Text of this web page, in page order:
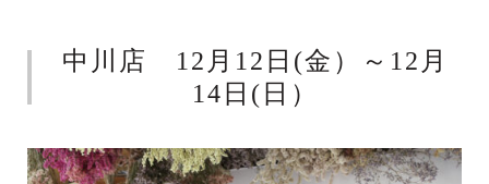
中川店 12月12日(金）～12月
14日(日）